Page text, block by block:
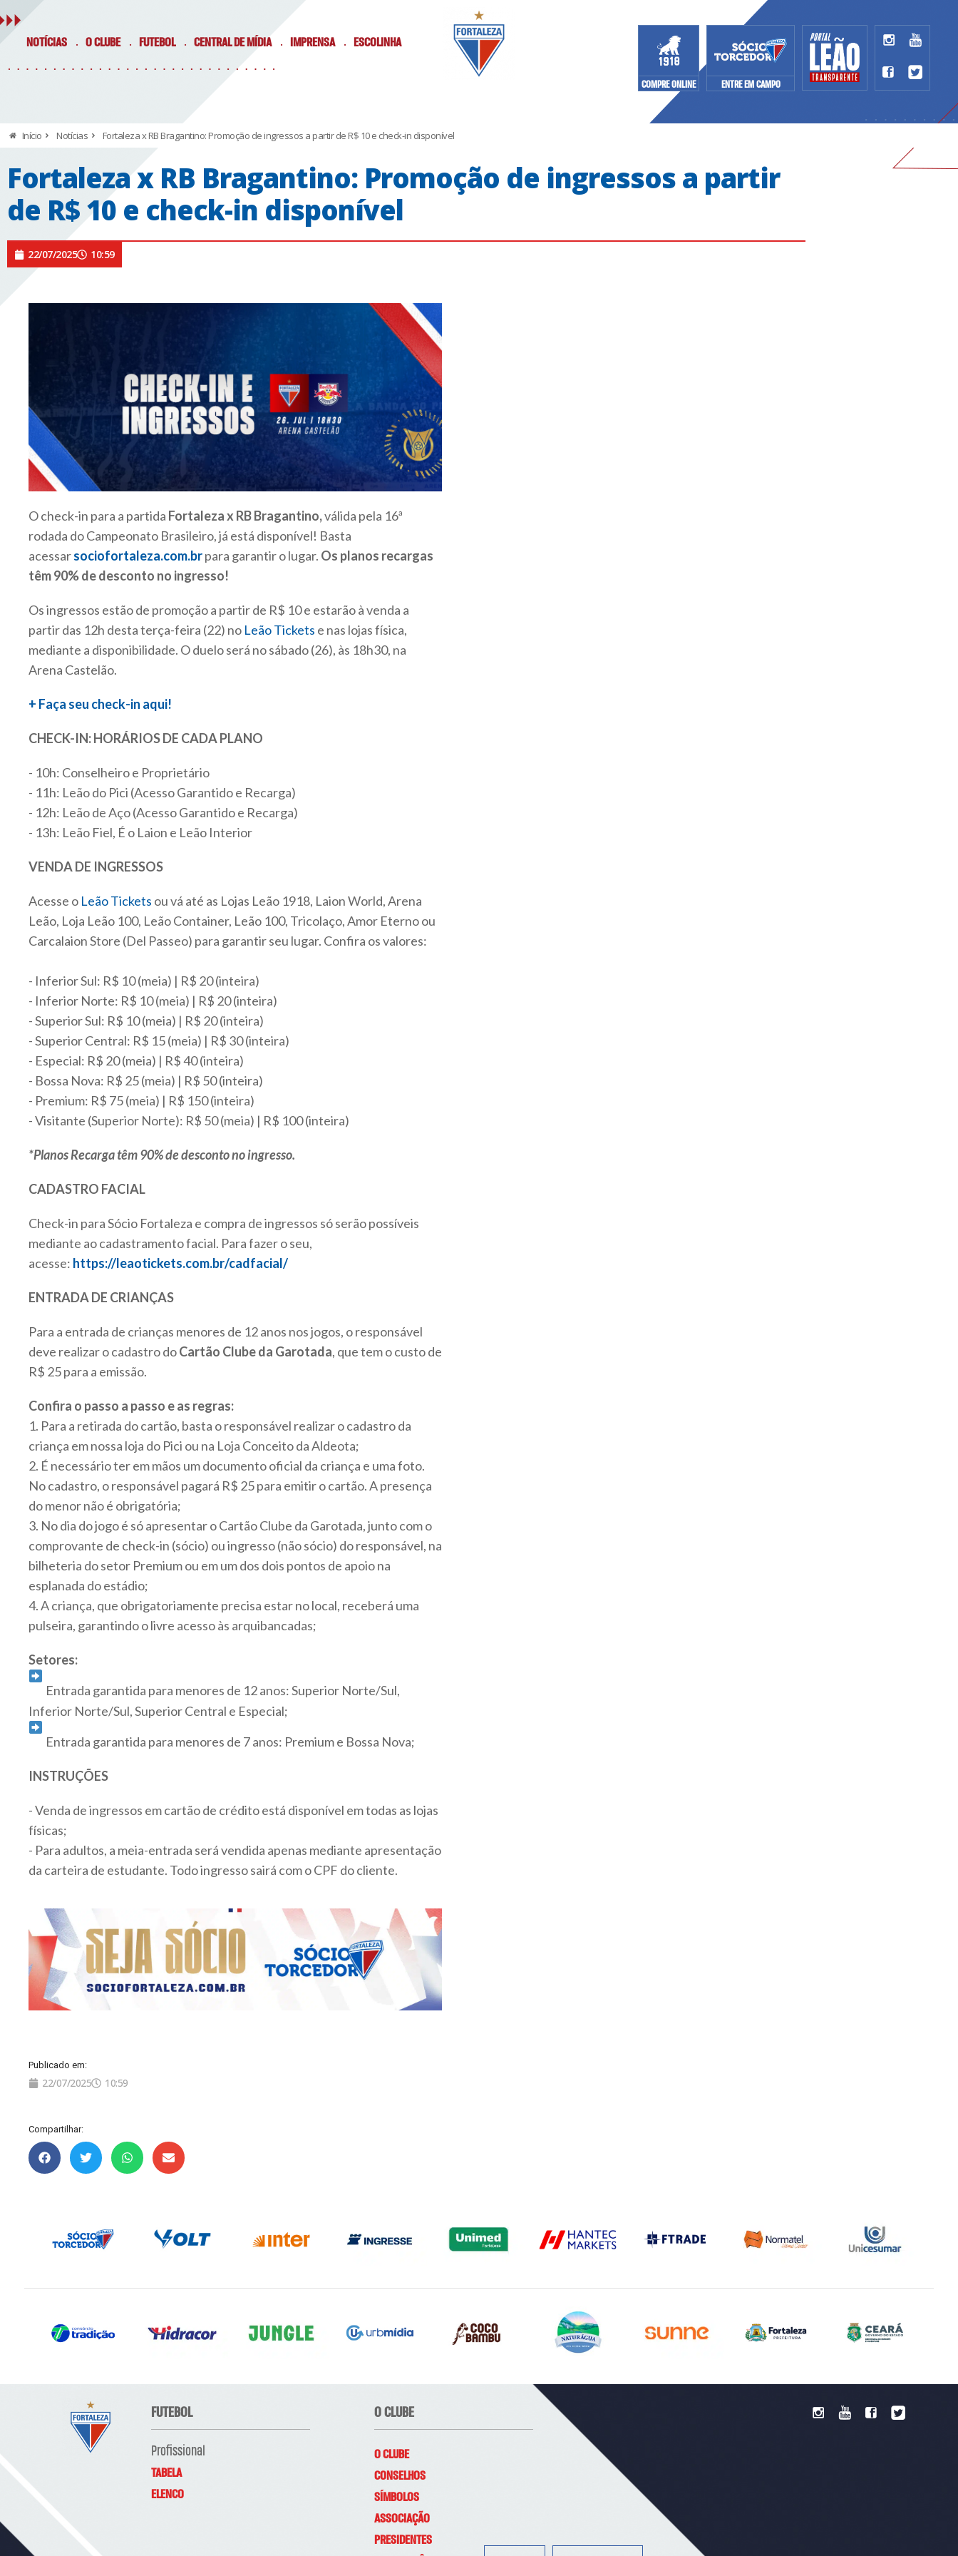
NOTÍCIAS O CLUBE FUTEBOL CENTRAL DE MÍDIA IMPRENSA ESCOLINHA
COMPRE ONLINE ENTRE EM CAMPO
Início Notícias Fortaleza x RB Bragantino: Promoção de ingressos a partir de R$ 10 e check-in disponível
Fortaleza x RB Bragantino: Promoção de ingressos a partir
de R$ 10 e check-in disponível
22/07/2025 10:59
O check-in para a partida Fortaleza x RB Bragantino,válida pela 16ª
rodada do Campeonato Brasileiro, já está disponível! Basta
acessarsociofortaleza.com.brpara garantir o lugar. Os planos recargas
têm 90% de desconto no ingresso!
Os ingressos estão de promoção a partir de R$ 10 e estarão à venda a
partir das 12h desta terça-feira (22) no Leão Tickets e nas lojas física,
mediante a disponibilidade. O duelo será no sábado (26), às 18h30, na
Arena Castelão.
+ Faça seu check-in aqui!
CHECK-IN: HORÁRIOS DE CADA PLANO
- 10h: Conselheiro e Proprietário
- 11h: Leão do Pici (Acesso Garantido e Recarga)
- 12h: Leão de Aço (Acesso Garantido e Recarga)
- 13h: Leão Fiel, É o Laion e Leão Interior
VENDA DE INGRESSOS
Acesse o Leão Tickets ou vá até as Lojas Leão 1918, Laion World, Arena
Leão, Loja Leão 100, Leão Container, Leão 100, Tricolaço, Amor Eterno ou
Carcalaion Store (Del Passeo) para garantir seu lugar. Confira os valores:
- Inferior Sul: R$ 10 (meia) | R$ 20 (inteira)
- Inferior Norte: R$ 10 (meia) | R$ 20 (inteira)
- Superior Sul: R$ 10 (meia) | R$ 20 (inteira)
- Superior Central: R$ 15 (meia) | R$ 30 (inteira)
- Especial: R$ 20 (meia) | R$ 40 (inteira)
- Bossa Nova: R$ 25 (meia) | R$ 50 (inteira)
- Premium: R$ 75 (meia) | R$ 150 (inteira)
- Visitante (Superior Norte): R$ 50 (meia) | R$ 100 (inteira)
*Planos Recarga têm 90% de desconto no ingresso.
CADASTRO FACIAL
Check-in para Sócio Fortaleza e compra de ingressos só serão possíveis
mediante ao cadastramento facial. Para fazer o seu,
acesse: https://leaotickets.com.br/cadfacial/
ENTRADA DE CRIANÇAS
Para a entrada de crianças menores de 12 anos nos jogos, o responsável
deve realizar o cadastro doCartão Clube da Garotada, que tem o custo de
R$ 25 para a emissão.
Confira o passo a passo e as regras:
1. Para a retirada do cartão, basta o responsável realizar o cadastro da
criança em nossa loja do Pici ou na Loja Conceito da Aldeota;
2. É necessário ter em mãos um documento oficial da criança e uma foto.
No cadastro, o responsável pagará R$ 25 para emitir o cartão. A presença
do menor não é obrigatória;
3. No dia do jogo é só apresentar o Cartão Clube da Garotada, junto com o
comprovante de check-in (sócio) ou ingresso (não sócio) do responsável, na
bilheteria do setor Premium ou em um dos dois pontos de apoio na
esplanada do estádio;
4. A criança, que obrigatoriamente precisa estar no local, receberá uma
pulseira, garantindo o livre acesso às arquibancadas;
Setores:
Entrada garantida para menores de 12 anos: Superior Norte/Sul,
Inferior Norte/Sul, Superior Central e Especial;
Entrada garantida para menores de 7 anos: Premium e Bossa Nova;
INSTRUÇÕES
- Venda de ingressos em cartão de crédito está disponível em todas as lojas
físicas;
- Para adultos, a meia-entrada será vendida apenas mediante apresentação
da carteira de estudante. Todo ingresso sairá com o CPF do cliente.
Publicado em:
22/07/2025 10:59
Compartilhar:
FUTEBOL
Profissional
TABELA
ELENCO
O CLUBE
O CLUBE
CONSELHOS
SÍMBOLOS
ASSOCIAÇÃO
PRESIDENTES